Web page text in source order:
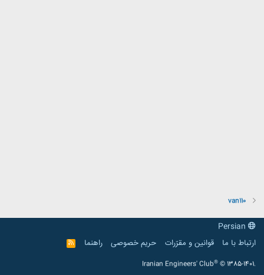
van110
ارتباط با ما
قوانین و مقرّرات حریم خصوصی راهنما
R
S
Iranian Engineers' Club® © 1385-1401.